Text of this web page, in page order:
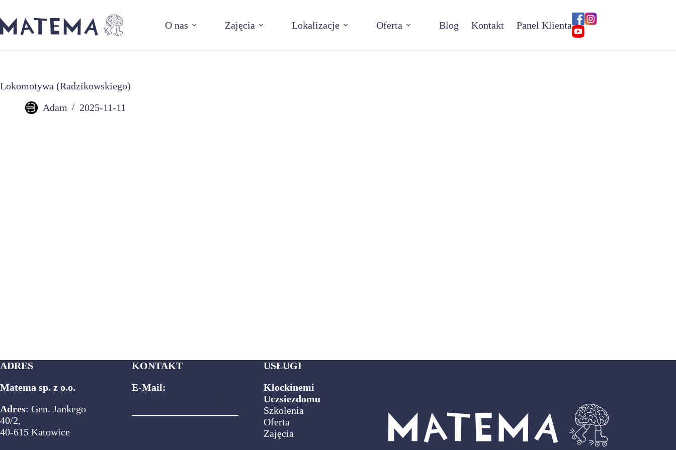
do
treści
O nas Zajęcia Lokalizacje Oferta Blog Kontakt Panel Klienta
Lokomotywa (Radzikowskiego)
Adam
2025-11-11
ADRES
Matema sp. z o.o.
Adres: Gen. Jankego
40/2,
40-615 Katowice
KONTAKT
E-Mail:
USŁUGI
Klockinemi
Uczsiezdomu
Szkolenia
Oferta
Zajęcia